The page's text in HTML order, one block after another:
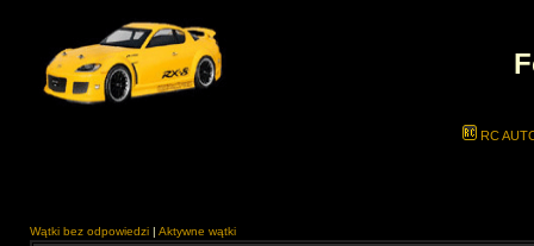
RC
Wątki bez odpowiedzi | Aktywne wątki